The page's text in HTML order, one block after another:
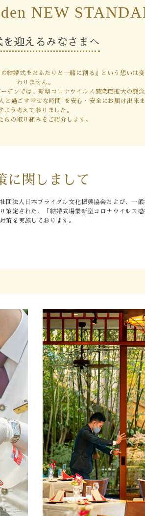
レポート
After Story
follow us
NEW
を迎えるみなさまへ
結婚式をおふたりと一緒に創る』という想いは変
わりません。
デンでは、新型コロナウイルス感染症拡大の懸念
と過ごす幸せな時間"を安心・安全にお届け出来ま
よう考えて参りました。
ちの取り組みをご紹介します。
に関しまして
団法人日本ブライダル文化振興協会および、一般
策定された、「結婚式場業新型コロナウイルス感
策を実施しております。